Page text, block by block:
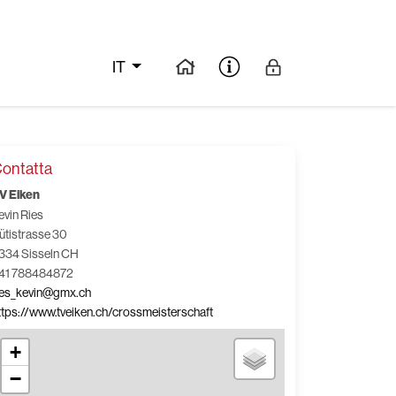
IT
Eiken
Ries
30
Sisseln CH
788484872
www.tveiken.ch/crossmeisterschaft
+
−